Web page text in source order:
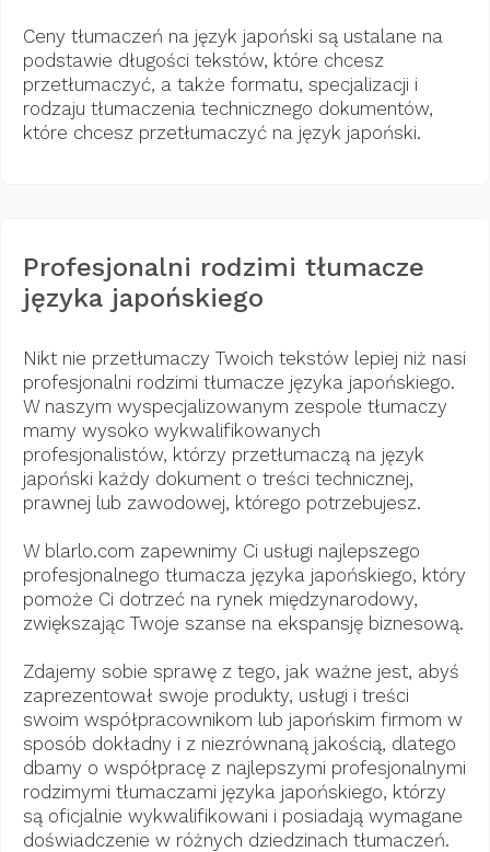
Ceny tłumaczeń na język japoński są ustalane na
podstawie długości tekstów, które chcesz
przetłumaczyć, a także formatu, specjalizacji i
rodzaju tłumaczenia technicznego dokumentów,
które chcesz przetłumaczyć na język japoński.
Profesjonalni rodzimi tłumacze
języka japońskiego
Nikt nie przetłumaczy Twoich tekstów lepiej niż nasi
profesjonalni rodzimi tłumacze języka japońskiego.
W naszym wyspecjalizowanym zespole tłumaczy
mamy wysoko wykwalifikowanych
profesjonalistów, którzy przetłumaczą na język
japoński każdy dokument o treści technicznej,
prawnej lub zawodowej, którego potrzebujesz.
W blarlo.com zapewnimy Ci usługi najlepszego
profesjonalnego tłumacza języka japońskiego, który
pomoże Ci dotrzeć na rynek międzynarodowy,
zwiększając Twoje szanse na ekspansję biznesową.
Zdajemy sobie sprawę z tego, jak ważne jest, abyś
zaprezentował swoje produkty, usługi i treści
swoim współpracownikom lub japońskim firmom w
sposób dokładny i z niezrównaną jakością, dlatego
dbamy o współpracę z najlepszymi profesjonalnymi
rodzimymi tłumaczami języka japońskiego, którzy
są oficjalnie wykwalifikowani i posiadają wymagane
doświadczenie w różnych dziedzinach tłumaczeń.